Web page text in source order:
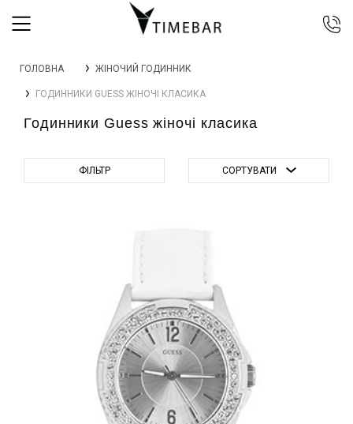
044 392 44 45
067 344 14 44 (viber)
0 800 305 805
ГОЛОВНА ЖІНОЧИЙ ГОДИННИК
ГОДИННИКИ GUESS ЖІНОЧІ КЛАСИКА
Годинники Guess жіночі класика
ФІЛЬТР СОРТУВАТИ